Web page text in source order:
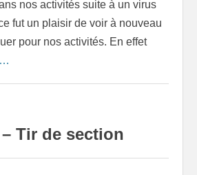
nos activités suite à un virus
fut un plaisir de voir à nouveau
pour nos activités. En effet
– Tir de section